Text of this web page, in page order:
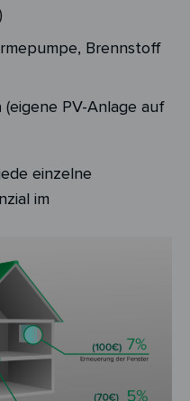
Brennstoff
(eigene PV-Anlage auf
einzelne
im